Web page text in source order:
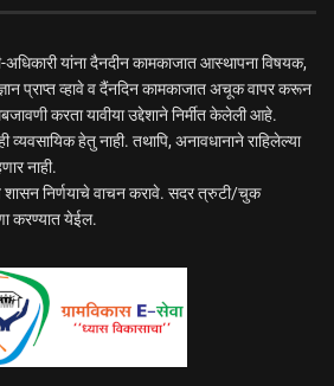
अधिकारी यांना दैनदीन कामकाजात आस्थापना विषयक,
प्राप्त व्हावे व दैंनदिन कामकाजात अचूक वापर करून
करता यावीया उद्देशाने निर्मीत केलेली आहे.
व्यवसायिक हेतु नाही. तथापि, अनावधानाने राहिलेल्या
नाही.
शासन निर्णयाचे वाचन करावे. सदर त्रुटी/चुक
करण्यात येईल.